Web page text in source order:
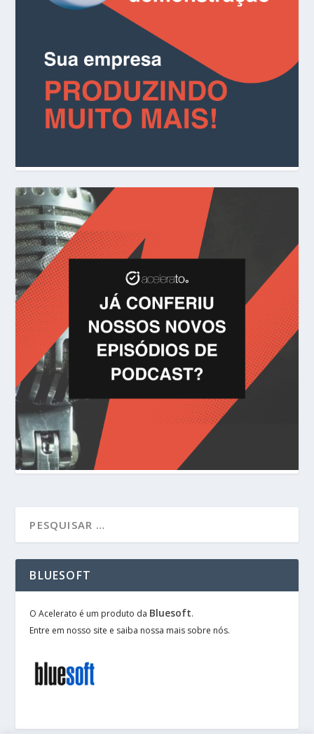
BLUESOFT
O Acelerato é um produto da Bluesoft.
Entre em nosso site e saiba nossa mais sobre nós.